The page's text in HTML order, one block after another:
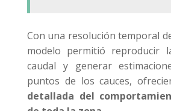
Con una resolución temporal
modelo permitió reproducir
caudal y generar
puntos de los cauces,
detallada del